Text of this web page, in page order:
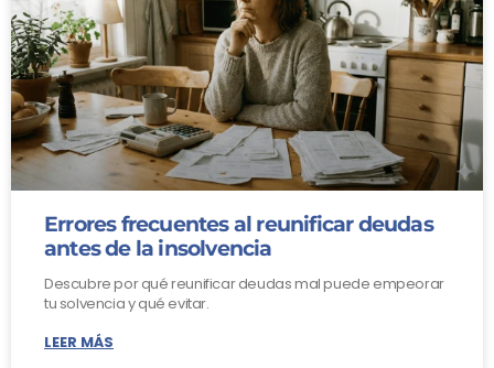
Errores frecuentes al reunificar deudas
antes de la insolvencia
Descubre por qué reunificar deudas mal puede empeorar
tu solvencia y qué evitar.
LEER MÁS